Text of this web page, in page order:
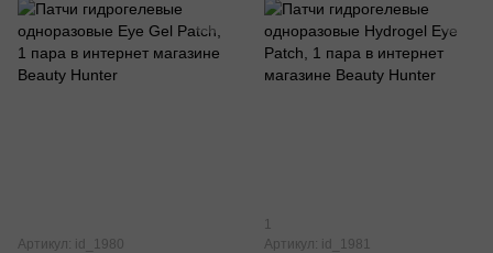
Артикул: id_1980
1
Артикул: id_1981